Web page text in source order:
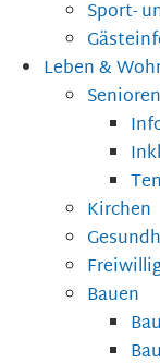
Sport-
Leben &
Senioren
Kirchen
Bauen